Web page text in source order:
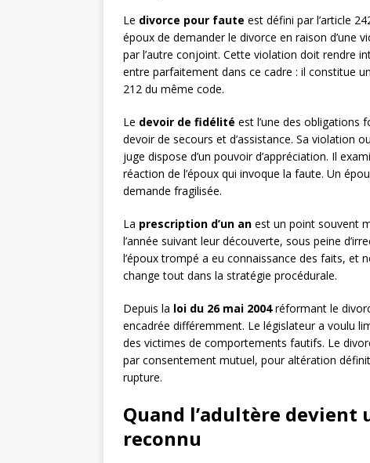
Le divorce pour faute est défini par l’article
époux de demander le divorce en raison d’une
par l’autre conjoint. Cette violation doit rendre
entre parfaitement dans ce cadre : il constitue
212 du même code.
Le devoir de fidélité est l’une des obligations
devoir de secours et d’assistance. Sa violation
juge dispose d’un pouvoir d’appréciation. Il
réaction de l’époux qui invoque la faute. Un
demande fragilisée.
La prescription d’un an est un point souvent
l’année suivant leur découverte, sous peine
l’époux trompé a eu connaissance des faits, et
change tout dans la stratégie procédurale.
Depuis la loi du 26 mai 2004réformant le
encadrée différemment. Le législateur a voulu
des victimes de comportements fautifs. Le
par consentement mutuel, pour altération
rupture.
Quand l’adultère
reconnu